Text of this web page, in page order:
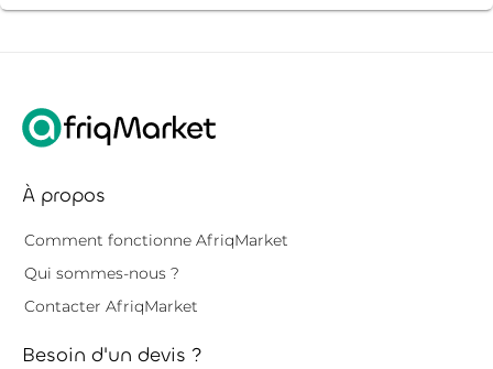
À propos
Comment fonctionne AfriqMarket
Qui sommes-nous ?
Contacter AfriqMarket
Besoin d'un devis ?